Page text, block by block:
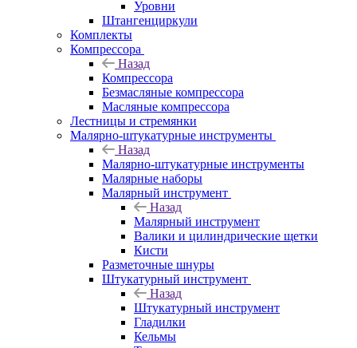
Уровни
Штангенциркули
Комплекты
Компрессора
Назад
Компрессора
Безмасляные компрессора
Масляные компрессора
Лестницы и стремянки
Малярно-штукатурные инструменты
Назад
Малярно-штукатурные инструменты
Малярные наборы
Малярный инструмент
Назад
Малярный инструмент
Валики и цилиндрические щетки
Кисти
Разметочные шнуры
Штукатурный инструмент
Назад
Штукатурный инструмент
Гладилки
Кельмы